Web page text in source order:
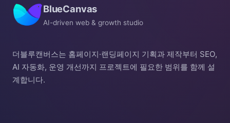
BlueCanvas
AI-driven web & growth studio
더블루캔버스는 홈페이지·랜딩페이지 기획과 제작부터 SEO,
AI 자동화, 운영 개선까지 프로젝트에 필요한 범위를 함께 설
계합니다.